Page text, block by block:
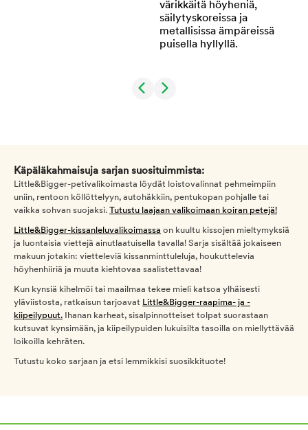
Käpäläkahmaisuja sarjan suosituimmista:
Little&Bigger-petivalikoimasta löydät loistovalinnat pehmeimpiin
uniin, rentoon köllöttelyyn, autohäkkiin, pentukopan pohjalle tai
vaikka sohvan suojaksi. Tutustu laajaan valikoimaan koiran petejä!
Little&Bigger-kissanleluvalikoimassa on kuultu kissojen mieltymyksiä
ja luontaisia viettejä ainutlaatuisella tavalla! Sarja sisältää jokaiseen
makuun jotakin: vietteleviä kissanminttuleluja, houkuttelevia
höyhenhiiriä ja muuta kiehtovaa saalistettavaa!
Kun kynsiä kihelmöi tai maailmaa tekee mieli katsoa ylhäisesti
yläviistosta, ratkaisun tarjoavat Little&Bigger-raapima- ja -
kiipeilypuut. Ihanan karheat, sisalpinnotteiset tolpat suorastaan
kutsuvat kynsimään, ja kiipeilypuiden lukuisilta tasoilla on miellyttävää
loikoilla kehräten.
Tutustu koko sarjaan ja etsi lemmikkisi suosikkituote!